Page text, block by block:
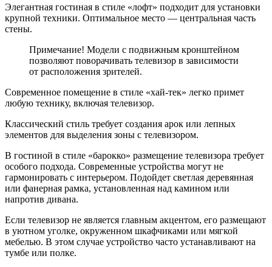
Элегантная гостиная в стиле «лофт» подходит для установки
крупной техники. Оптимальное место — центральная часть
стены.
Примечание! Модели с подвижным кронштейном
позволяют поворачивать телевизор в зависимости
от расположения зрителей.
Современное помещение в стиле «хай-тек» легко примет
любую технику, включая телевизор.
Классический стиль требует создания арок или лепных
элементов для выделения зоны с телевизором.
В гостиной в стиле «барокко» размещение телевизора требует
особого подхода. Современные устройства могут не
гармонировать с интерьером. Подойдет светлая деревянная
или фанерная рамка, установленная над камином или
напротив дивана.
Если телевизор не является главным акцентом, его размещают
в уютном уголке, окруженном шкафчиками или мягкой
мебелью. В этом случае устройство часто устанавливают на
тумбе или полке.